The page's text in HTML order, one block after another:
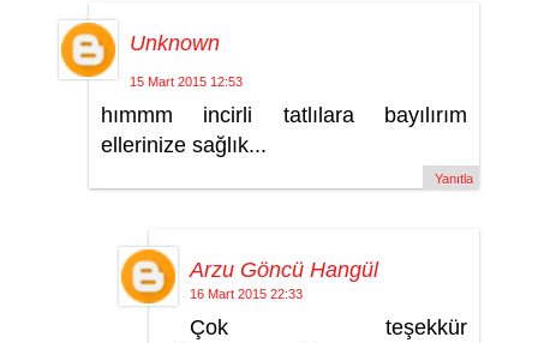
Unknown
15 Mart 2015 12:53
hımmm incirli tatlılara bayılırım
ellerinize sağlık...
Yanıtla
Arzu Göncü Hangül
16 Mart 2015 22:33
Çok teşekkür